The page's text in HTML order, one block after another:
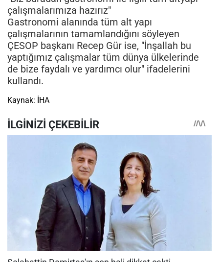
çalışmalarımıza hazırız"
Gastronomi alanında tüm alt yapı
çalışmalarının tamamlandığını söyleyen
ÇESOP başkanı Recep Gür ise, "İnşallah bu
yaptığımız çalışmalar tüm dünya ülkelerinde
de bize faydalı ve yardımcı olur" ifadelerini
kullandı.
Kaynak: İHA